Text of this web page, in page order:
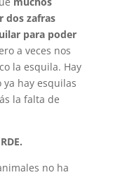
dos zafras
para poder
a veces nos
la esquila. Hay
hay esquilas
la falta de
no ha